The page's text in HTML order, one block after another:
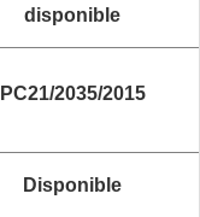
disponible
PC21/2035/2015
Disponible